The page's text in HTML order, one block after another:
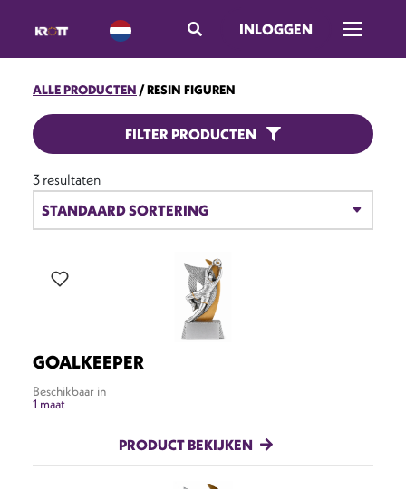
INLOGGEN
Menu
ALLE PRODUCTEN RESIN FIGUREN
RESIN FIGUREN
FILTER PRODUCTEN
3 resultaten
GOALKEEPER
Beschikbaar in
1 maat
PRODUCT BEKIJKEN